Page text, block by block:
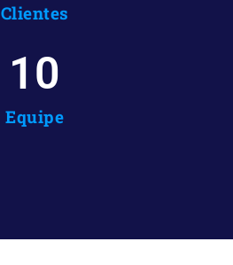
Clientes
Equipe
10